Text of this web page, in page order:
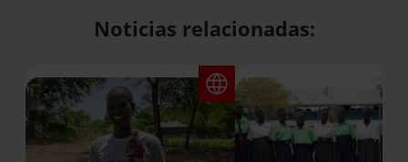
Noticias relacionadas: